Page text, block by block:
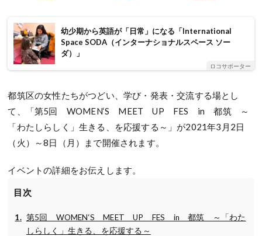
幼少期から英語が「日常」になる「International
Space SODA（インターナショナルスペース ソー
ダ）」
ロコサポーター
都筑区の女性たちがつどい、学び・発表・交流する場とし
て、「第5回 WOMEN‘S MEET UP FES in 都筑 ～
「わたしらしく」生きる、を応援する～」が2021年3月2日
（火）～8日（月）まで開催されます。
イベントの詳細をお伝えします。
目次
第5回 WOMEN‘S MEET UP FES in 都筑 ～「わた
しらしく」生きる、を応援する～